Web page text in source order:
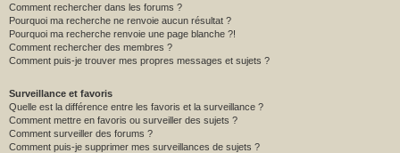
Comment rechercher dans les forums ?
Pourquoi ma recherche ne renvoie aucun résultat ?
Pourquoi ma recherche renvoie une page blanche ?!
Comment rechercher des membres ?
Comment puis-je trouver mes propres messages et sujets ?
Surveillance et favoris
Quelle est la différence entre les favoris et la surveillance ?
Comment mettre en favoris ou surveiller des sujets ?
Comment surveiller des forums ?
Comment puis-je supprimer mes surveillances de sujets ?